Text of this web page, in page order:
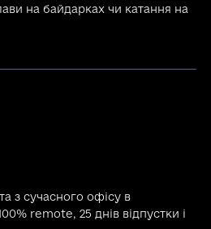
на байдарках чи катання на
з сучасного офісу в
remote, 25 днів відпустки і